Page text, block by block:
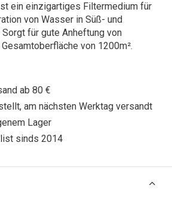
ein einzigartiges Filtermedium für
von Wasser in Süß- und
für gute Anheftung von
von 1200m².
ab 80 €
am nächsten Werktag versandt
Lager
sinds 2014